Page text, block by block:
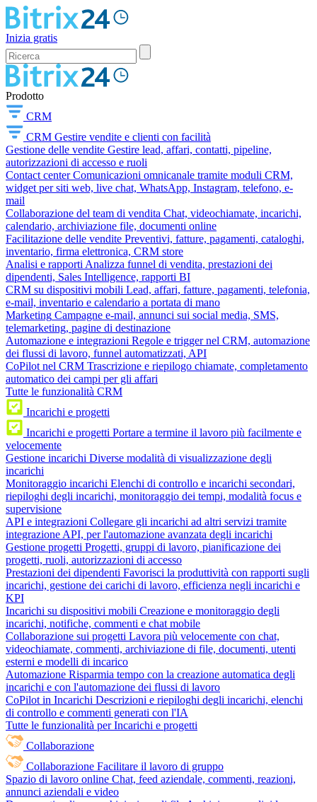
Inizia gratis
Prodotto
CRM
CRM Gestire vendite e clienti con facilità
Gestione delle vendite Gestire lead, affari, contatti, pipeline,
autorizzazioni di accesso e ruoli
Contact center Comunicazioni omnicanale tramite moduli CRM,
widget per siti web, live chat, WhatsApp, Instagram, telefono, e-
mail
Collaborazione del team di vendita Chat, videochiamate, incarichi,
calendario, archiviazione file, documenti online
Facilitazione delle vendite Preventivi, fatture, pagamenti, cataloghi,
inventario, firma elettronica, CRM store
Analisi e rapporti Analizza funnel di vendita, prestazioni dei
dipendenti, Sales Intelligence, rapporti BI
CRM su dispositivi mobili Lead, affari, fatture, pagamenti, telefonia,
e-mail, inventario e calendario a portata di mano
Marketing Campagne e-mail, annunci sui social media, SMS,
telemarketing, pagine di destinazione
Automazione e integrazioni Regole e trigger nel CRM, automazione
dei flussi di lavoro, funnel automatizzati, API
CoPilot nel CRM Trascrizione e riepilogo chiamate, completamento
automatico dei campi per gli affari
Tutte le funzionalità CRM
Incarichi e progetti
Incarichi e progetti Portare a termine il lavoro più facilmente e
velocemente
Gestione incarichi Diverse modalità di visualizzazione degli
incarichi
Monitoraggio incarichi Elenchi di controllo e incarichi secondari,
riepiloghi degli incarichi, monitoraggio dei tempi, modalità focus e
supervisione
API e integrazioni Collegare gli incarichi ad altri servizi tramite
integrazione API, per l'automazione avanzata degli incarichi
Gestione progetti Progetti, gruppi di lavoro, pianificazione dei
progetti, ruoli, autorizzazioni di accesso
Prestazioni dei dipendenti Favorisci la produttività con rapporti sugli
incarichi, gestione dei carichi di lavoro, efficienza negli incarichi e
KPI
Incarichi su dispositivi mobili Creazione e monitoraggio degli
incarichi, notifiche, commenti e chat mobile
Collaborazione sui progetti Lavora più velocemente con chat,
videochiamate, commenti, archiviazione di file, documenti, utenti
esterni e modelli di incarico
Automazione Risparmia tempo con la creazione automatica degli
incarichi e con l'automazione dei flussi di lavoro
CoPilot in Incarichi Descrizioni e riepiloghi degli incarichi, elenchi
di controllo e commenti generati con l'IA
Tutte le funzionalità per Incarichi e progetti
Collaborazione
Collaborazione Facilitare il lavoro di gruppo
Spazio di lavoro online Chat, feed aziendale, commenti, reazioni,
annunci aziendali e video